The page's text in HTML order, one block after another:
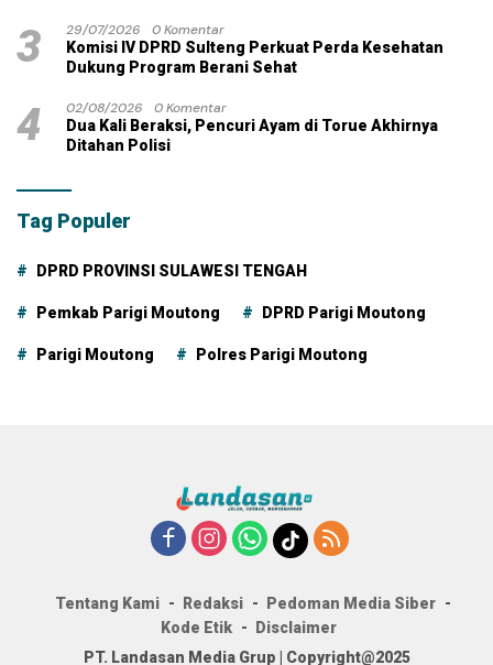
3 29/07/2026
0 Komentar
Komisi IV DPRD Sulteng Perkuat Perda Kesehatan
Dukung Program Berani Sehat
4 02/08/2026
0 Komentar
Dua Kali Beraksi, Pencuri Ayam di Torue Akhirnya
Ditahan Polisi
Tag Populer
DPRD PROVINSI SULAWESI TENGAH
Pemkab Parigi Moutong DPRD Parigi Moutong
Parigi Moutong Polres Parigi Moutong
Tentang Kami Redaksi
Pedoman Media Siber
Kode Etik
Disclaimer
PT. Landasan Media Grup | Copyright@2025